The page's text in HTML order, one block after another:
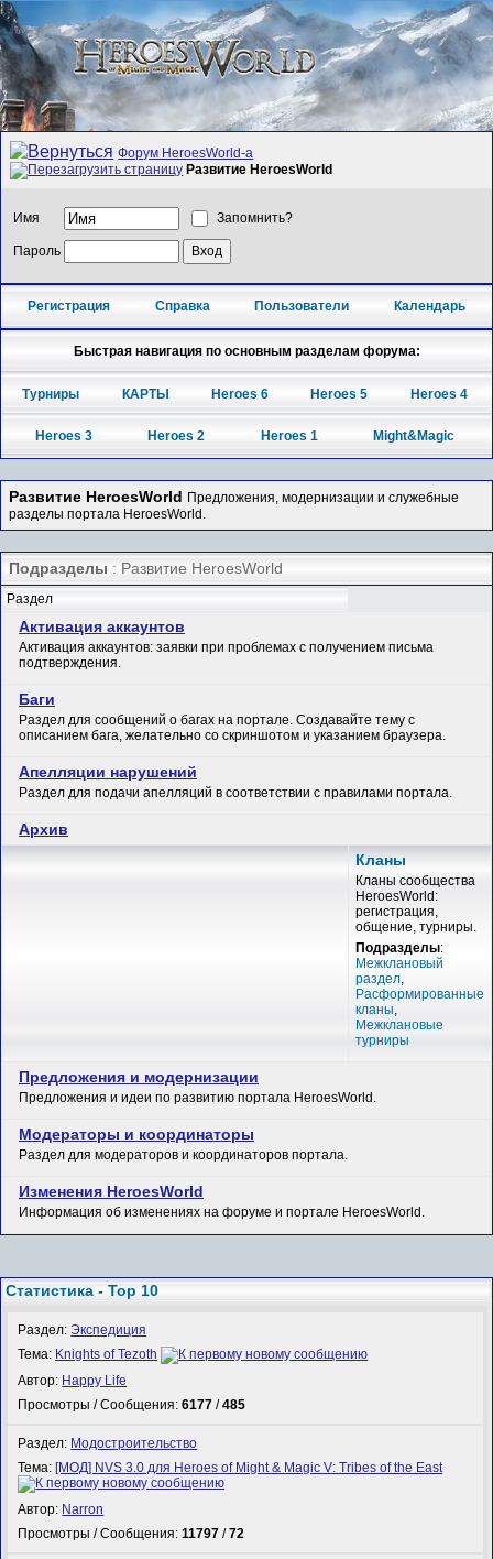
Форум HeroesWorld-а
Развитие HeroesWorld
Имя Запомнить?
Пароль
Регистрация Справка Пользователи Календарь
Быстрая навигация по основным разделам форума:
Турниры КАРТЫ Heroes 6 Heroes 5 Heroes 4
Heroes 3 Heroes 2 Heroes 1 Might&Magic
Развитие HeroesWorld Предложения, модернизации и служебные
разделы портала HeroesWorld.
Подразделы : Развитие HeroesWorld
Раздел
Активация аккаунтов
Активация аккаунтов: заявки при проблемах с получением письма
подтверждения.
Баги
Раздел для сообщений о багах на портале. Создавайте тему с
описанием бага, желательно со скриншотом и указанием браузера.
Апелляции нарушений
Раздел для подачи апелляций в соответствии с правилами портала.
Архив
Кланы
Кланы сообщества
HeroesWorld:
регистрация,
общение, турниры.
Подразделы:
Межклановый
раздел,
Расформированные
кланы,
Межклановые
турниры
Предложения и модернизации
Предложения и идеи по развитию портала HeroesWorld.
Модераторы и координаторы
Раздел для модераторов и координаторов портала.
Изменения HeroesWorld
Информация об изменениях на форуме и портале HeroesWorld.
Статистика - Top 10
Раздел:Экспедиция
Тема: Knights of Tezoth
Автор: Happy Life
Просмотры / Сообщения:6177 /485
Раздел: Модостроительство
Тема: [МОД] NVS 3.0 для Heroes of Might & Magic V: Tribes of the East
Автор: Narron
Просмотры / Сообщения:11797 /72